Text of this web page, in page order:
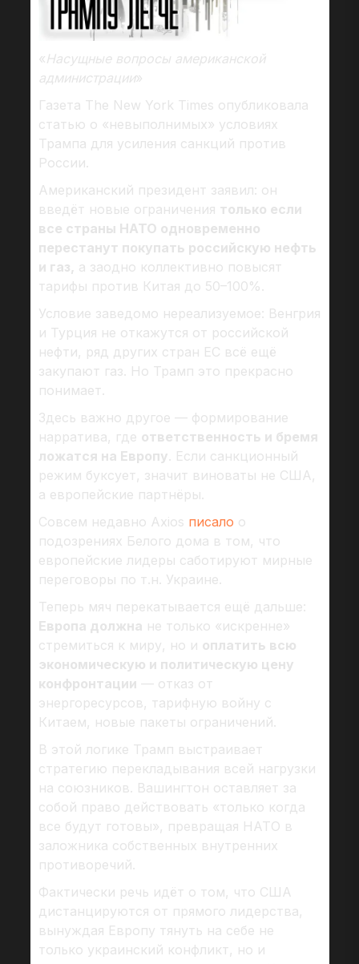
«Насущные вопросы американской
администрации»
Газета The New York Times опубликовала
статью о «невыполнимых» условиях
Трампа для усиления санкций против
России.
Американский президент заявил: он
введёт новые ограничения только если
все страны НАТО одновременно
перестанут покупать российскую нефть
и газ, а заодно коллективно повысят
тарифы против Китая до 50–100%.
Условие заведомо нереализуемое: Венгрия
и Турция не откажутся от российской
нефти, ряд других стран ЕС всё ещё
закупают газ. Но Трамп это прекрасно
понимает.
Здесь важно другое — формирование
нарратива, где ответственность и бремя
ложатся на Европу. Если санкционный
режим буксует, значит виноваты не США,
а европейские партнёры.
Совсем недавно Axios писало о
подозрениях Белого дома в том, что
европейские лидеры саботируют мирные
переговоры по т.н. Украине.
Теперь мяч перекатывается ещё дальше:
Европа должна не только «искренне»
стремиться к миру, но и оплатить всю
экономическую и политическую цену
конфронтации — отказ от
энергоресурсов, тарифную войну с
Китаем, новые пакеты ограничений.
В этой логике Трамп выстраивает
стратегию перекладывания всей нагрузки
на союзников. Вашингтон оставляет за
собой право действовать «только когда
все будут готовы», превращая НАТО в
заложника собственных внутренних
противоречий.
Фактически речь идёт о том, что США
дистанцируются от прямого лидерства,
вынуждая Европу тянуть на себе не
только украинский конфликт, но и